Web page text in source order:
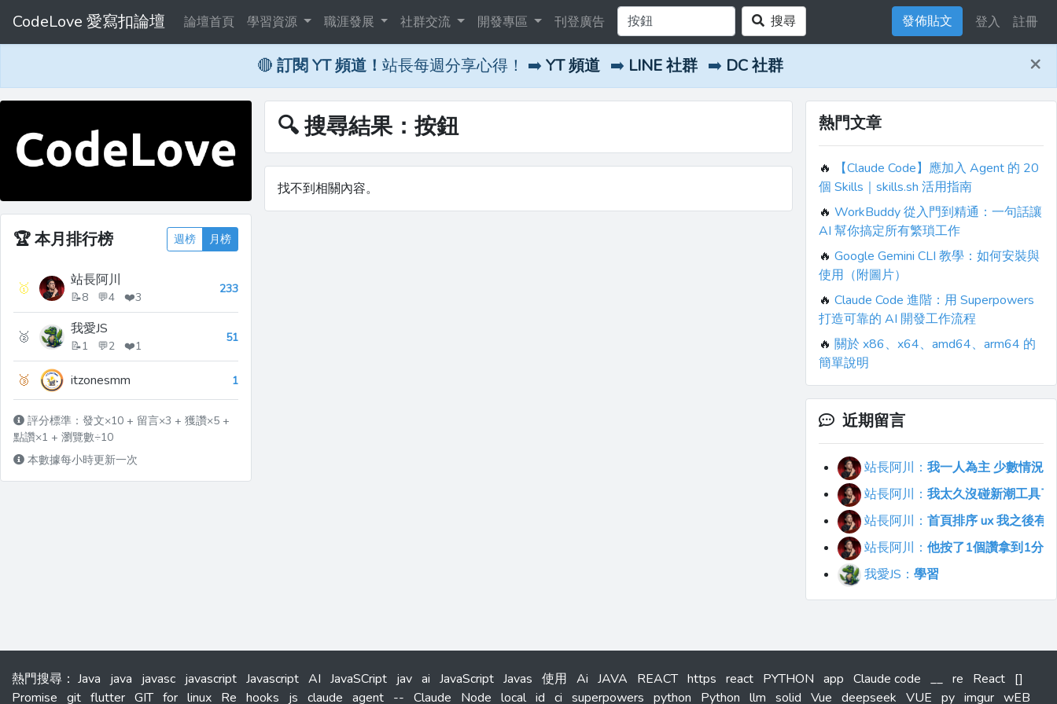
CodeLove 愛寫扣論壇 論壇首頁 學習資源 職涯發展 社群交流 開發專區 刊登廣告 搜尋 發佈貼文 登入 註冊
🔴 訂閱 YT 頻道！ 站長每週分享心得！ ➡️ YT 頻道 ➡️ LINE 社群 ➡️ DC 社群 ×
🏆本月排行榜 週榜 月榜
🥇 站長阿川
📝8 💬4 ❤️3
233
🥈 我愛JS
📝1 💬2 ❤️1
51
🥉 itzonesmm 1
評分標準：發文×10 + 留言×3 + 獲讚×5 +
點讚×1 + 瀏覽數÷10
本數據每小時更新一次
🔍 搜尋結果：按鈕
找不到相關內容。
熱門文章
🔥
【Claude Code】應加入 Agent 的 20
個 Skills｜skills.sh 活用指南
🔥 WorkBuddy 從入門到精通：一句話讓
AI 幫你搞定所有繁瑣工作
🔥 Google Gemini CLI 教學：如何安裝與
使用（附圖片）
🔥 Claude Code 進階：用 Superpowers
打造可靠的 AI 開發工作流程
🔥 關於 x86、x64、amd64、arm64 的
簡單說明
近期留言
站長阿川： 我一人為主 少數情況
站長阿川： 我太久沒碰新潮工具了
站長阿川： 首頁排序 ux 我之後有
站長阿川： 他按了1個讚拿到1分
我愛JS： 學習
熱門搜尋 ： Java java javasc javascript Javascript AI JavaSCript jav ai JavaScript Javas 使用 Ai JAVA REACT https react PYTHON app Claude code __ re React []
Promise git flutter GIT for linux Re hooks js claude agent -- Claude Node local id ci superpowers python Python llm solid Vue deepseek VUE py imgur wEB